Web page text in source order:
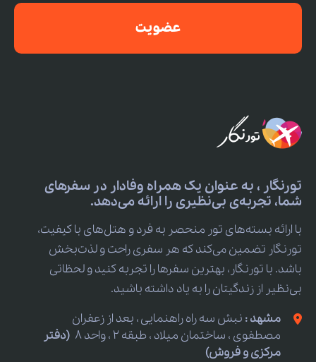
عضویت
تورنگار ، به عنوان یک همراه وفادار در سفرهای
شما، تجربه‌ی بی‌نظیری را ارائه می‌دهد.
با ارائه بسته‌های تور منحصر به فرد و هتل‌های با کیفیت،
تورنگار تضمین می‌کند که هر سفری راحت و لذت‌بخش
باشد. با تورنگار، بهترین سفرها را تجربه کنید و لحظاتی
بی‌نظیر از زندگیتان را به یاد داشته باشید.
مشهد : نبش سه راه راهنمایی ، بعد از زعفران
مصطفوی ، ساختمان میلاد ، طبقه 2 ، واحد 8
(دفتر
مرکزی و فروش)